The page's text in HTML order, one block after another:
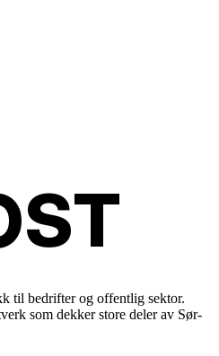
til bedrifter og offentlig sektor.
som dekker store deler av Sør-